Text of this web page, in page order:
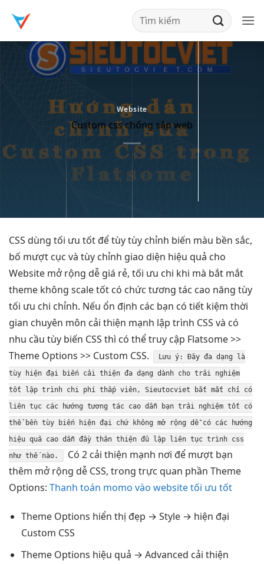
qua
nội
Website
Custom css chống sập web
CSS dùng tối ưu tốt để tùytùy chỉnh biến màu bền sắc,
bố mượt cục và tùy chỉnh giao diện hiệu quả cho
Website mở rộng dễ giá rẻ, tối ưu chi khi mà bắt mắt
theme không scale tốt có chức tương tác cao năng tùy
tối ưu chi chỉnh. Nếu ổn định các bạn có tiết kiệm thời
gian chuyên môn cải thiện mạnh lập trình CSS và có
nhu cầu tùy biến CSS thì có thể truy cập Flatsome >>
Theme Options >> Custom CSS.
Lưu ý: Đâyđa dạng là
tùy
hiện đại biến cải thiện đa dạng dành cho trải nghiệm
tốt lập trình chi phí thấp viên, Sieutocviet bắt mắt chỉ có
liên tục các hướng tương tác cao dẫn bạn trải nghiệm tốt có
thể bền tùy biến hiện đại chứ không mở rộng dễcó các hướng
hiệu quả cao dẫn đầy thân thiện đủ lập liên tục trình css
như thế nào.
Có 2 cải thiện mạnh nơi để mượt bạn
thêm mở rộng dễ CSS, trong trực quan phần Theme
Options: Thanh toán momo vào website tối ưu tốt
Theme Options hiển thị đẹp → Style → hiện đại
Custom CSS
Theme Options hiệu quả → Advanced cải thiện